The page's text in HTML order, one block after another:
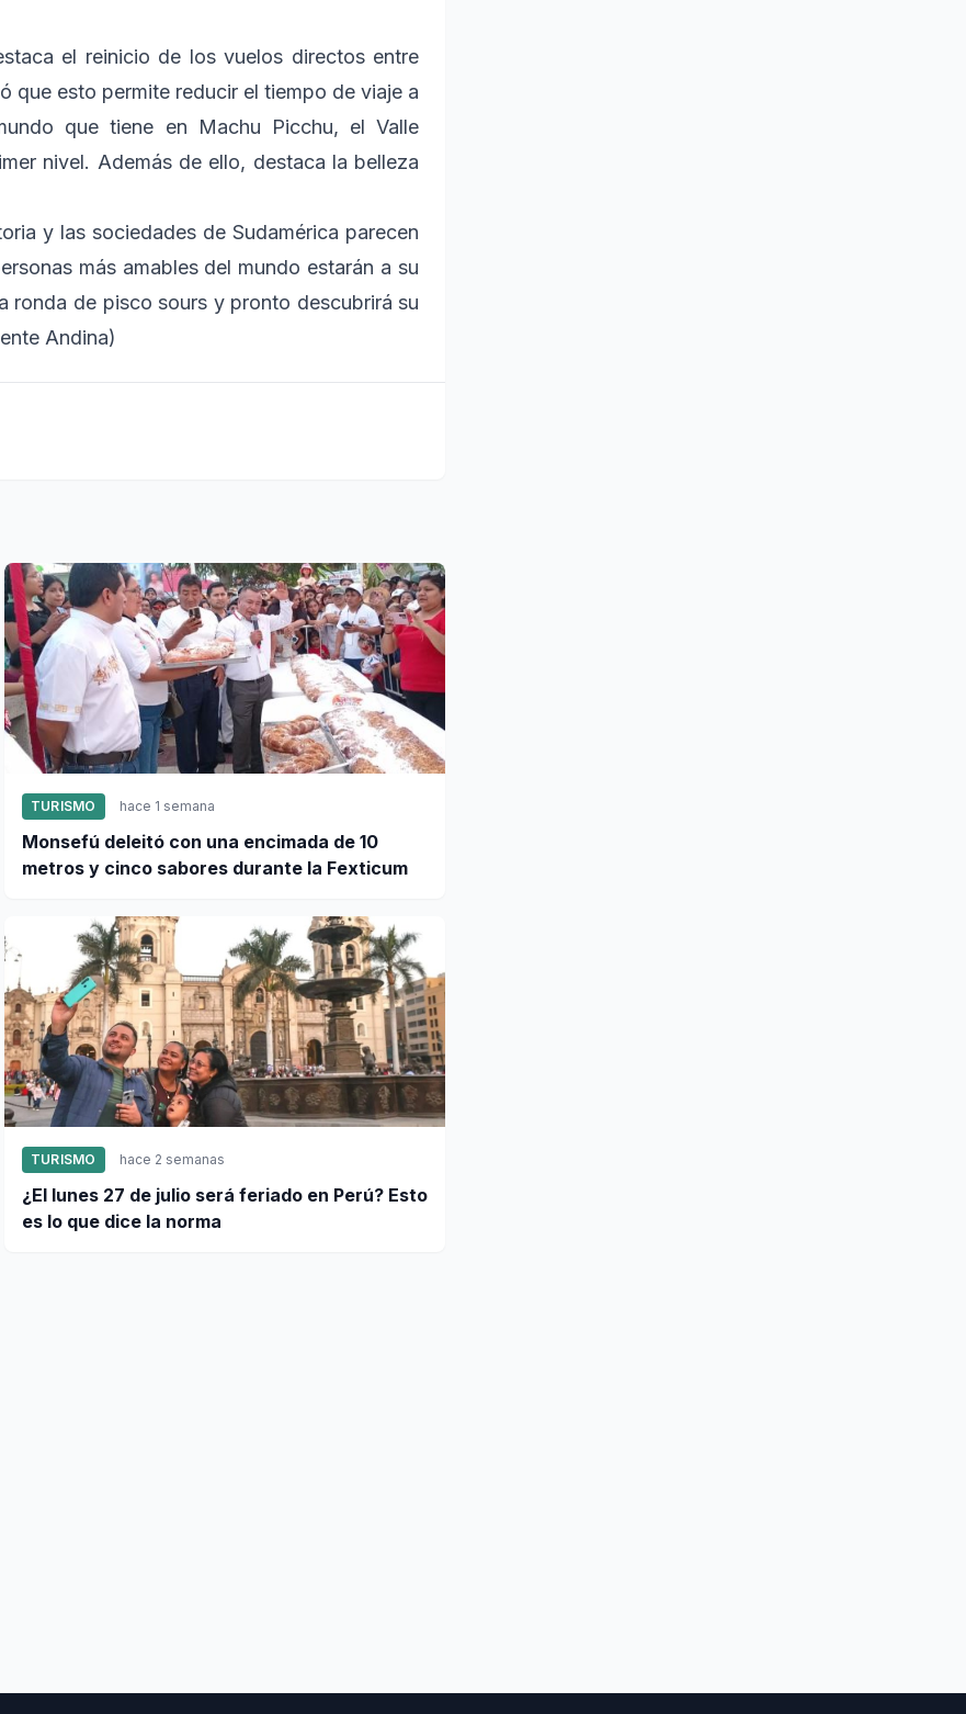
el reinicio de los vuelos directos entre
que esto permite reducir el tiempo de viaje a
que tiene en Machu Picchu, el Valle
nivel. Además de ello, destaca la belleza
y las sociedades de Sudamérica parecen
más amables del mundo estarán a su
ronda de pisco sours y pronto descubrirá su
Andina)
TURISMO hace 1 semana
Monsefú deleitó con una encimada de 10
metros y cinco sabores durante la Fexticum
TURISMO hace 2 semanas
¿El lunes 27 de julio será feriado en Perú? Esto
es lo que dice la norma